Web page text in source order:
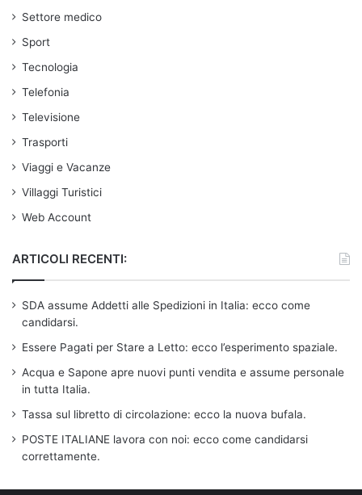
Settore medico
Sport
Tecnologia
Telefonia
Televisione
Trasporti
Viaggi e Vacanze
Villaggi Turistici
Web Account
ARTICOLI RECENTI:
SDA assume Addetti alle Spedizioni in Italia: ecco come
candidarsi.
Essere Pagati per Stare a Letto: ecco l’esperimento spaziale.
Acqua e Sapone apre nuovi punti vendita e assume personale
in tutta Italia.
Tassa sul libretto di circolazione: ecco la nuova bufala.
POSTE ITALIANE lavora con noi: ecco come candidarsi
correttamente.